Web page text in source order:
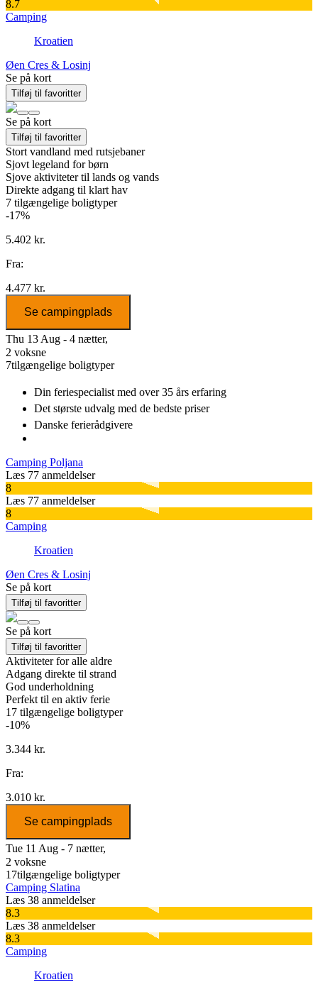
8.7
Camping
Kroatien
Øen Cres & Losinj
Se på kort
Tilføj til favoritter
Se på kort
Tilføj til favoritter
Stort vandland med rutsjebaner
Sjovt legeland for børn
Sjove aktiviteter til lands og vands
Direkte adgang til klart hav
7 tilgængelige boligtyper
-17%
5.402 kr.
Fra:
4.477 kr.
Se campingplads
Thu 13 Aug - 4 nætter,
2 voksne
7tilgængelige boligtyper
Din feriespecialist med over 35 års erfaring
Det største udvalg med de bedste priser
Danske ferierådgivere
Camping Poljana
Læs 77 anmeldelser
8
Læs 77 anmeldelser
8
Camping
Kroatien
Øen Cres & Losinj
Se på kort
Tilføj til favoritter
Se på kort
Tilføj til favoritter
Aktiviteter for alle aldre
Adgang direkte til strand
God underholdning
Perfekt til en aktiv ferie
17 tilgængelige boligtyper
-10%
3.344 kr.
Fra:
3.010 kr.
Se campingplads
Tue 11 Aug - 7 nætter,
2 voksne
17tilgængelige boligtyper
Camping Slatina
Læs 38 anmeldelser
8.3
Læs 38 anmeldelser
8.3
Camping
Kroatien